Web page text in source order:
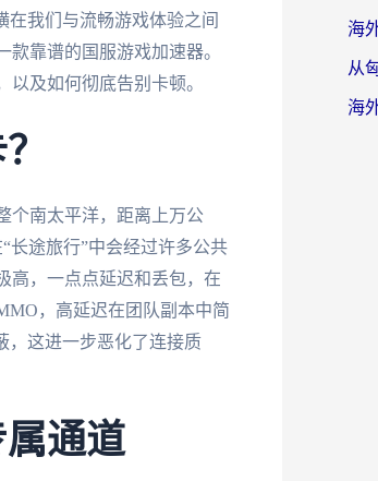
我们与流畅游戏体验之间
靠谱的国服游戏加速器。
及如何彻底告别卡顿。
个南太平洋，距离上万公
长途旅行”中会经过许多公共
高，一点点延迟和丢包，在
，高延迟在团队副本中简
，这进一步恶化了连接质
通道